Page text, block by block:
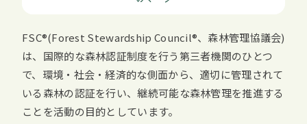
FSC (Forest Stewardship Council 、森林管理協議会)
は、国際的な森林認証制度を行う第三者機関のひとつ
で、環境・社会・経済的な側面から、適切に管理されて
いる森林の認証を行い、継続可能な森林管理を推進する
ことを活動の目的としています。